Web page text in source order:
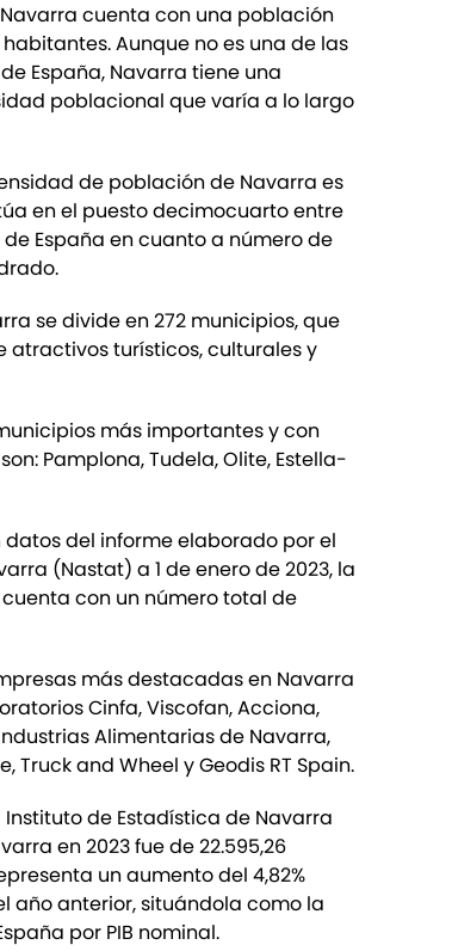
cuenta con una población
Aunque no es una de las
España, Navarra tiene una
poblacional que varía a lo largo
de población de Navarra es
en el puesto decimocuarto entre
España en cuanto a número de
se divide en 272 municipios, que
turísticos, culturales y
más importantes y con
Pamplona, Tudela, Olite, Estella-
datos del informe elaborado por el
(Nastat) a 1 de enero de 2023, la
con un número total de
más destacadas en Navarra
Cinfa, Viscofan, Acciona,
Alimentarias de Navarra,
Truck and Wheel y Geodis RT Spain.
Instituto de Estadística de Navarra
en 2023 fue de 22.595,26
un aumento del 4,82%
año anterior, situándola como la
por PIB nominal.